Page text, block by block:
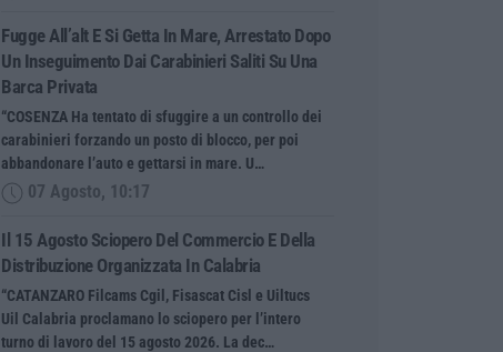
Fugge All’alt E Si Getta In Mare, Arrestato Dopo
Un Inseguimento Dai Carabinieri Saliti Su Una
Barca Privata
“COSENZA Ha tentato di sfuggire a un controllo dei
carabinieri forzando un posto di blocco, per poi
abbandonare l’auto e gettarsi in mare. U…
07 Agosto, 10:17
Il 15 Agosto Sciopero Del Commercio E Della
Distribuzione Organizzata In Calabria
“CATANZARO Filcams Cgil, Fisascat Cisl e Uiltucs
Uil Calabria proclamano lo sciopero per l’intero
turno di lavoro del 15 agosto 2026. La dec…